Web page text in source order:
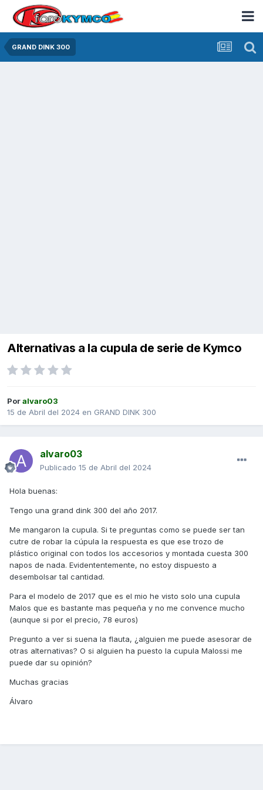
GRAND DINK 300
Alternativas a la cupula de serie de Kymco
Poralvaro03
15 de Abril del 2024 en GRAND DINK 300
alvaro03
Publicado 15 de Abril del 2024
Hola buenas:
Tengo una grand dink 300 del año 2017.
Me mangaron la cupula. Si te preguntas como se puede ser tan
cutre de robar la cúpula la respuesta es que ese trozo de
plástico original con todos los accesorios y montada cuesta 300
napos de nada. Evidententemente, no estoy dispuesto a
desembolsar tal cantidad.
Para el modelo de 2017 que es el mio he visto solo una cupula
Malos que es bastante mas pequeña y no me convence mucho
(aunque si por el precio, 78 euros)
Pregunto a ver si suena la flauta, ¿alguien me puede asesorar de
otras alternativas? O si alguien ha puesto la cupula Malossi me
puede dar su opinión?
Muchas gracias
Álvaro